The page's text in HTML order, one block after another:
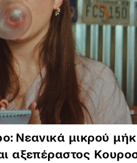
Νεανικά μικρού
αξεπέραστος